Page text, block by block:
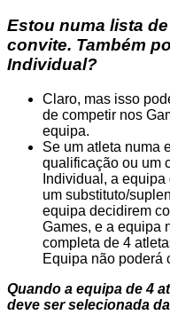
Estou numa lista
convite. Também
Individual?
Claro, mas isso
de competir nos
equipa.
Se um atleta numa
qualificação ou um
Individual, a
um substituto/
equipa decidirem
Games, e a equipa
completa de 4
Equipa não poderá
Quando a equipa de 4
deve ser selecionada